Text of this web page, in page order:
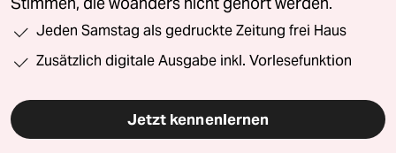
Jeden Samstag als gedruckte Zeitung frei Haus
Zusätzlich digitale Ausgabe inkl. Vorlesefunktion
Jetzt kennenlernen